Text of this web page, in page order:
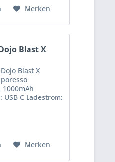
Merken
Blast X
Blast X
USB C Ladestrom:
Anzeige:
Merken